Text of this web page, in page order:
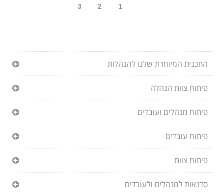
יעדים?
התכנית המיוחדת שלנו להנהלות
פיתוח צוות הנהלה
פיתוח מנהלים ועובדים
פיתוח עובדים
פיתוח צוות
סדנאות למנהלים ולעובדים